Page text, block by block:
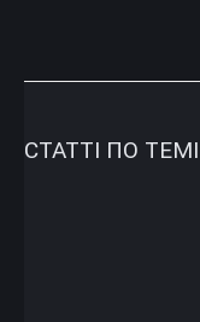
СТАТТІ ПО ТЕМІ